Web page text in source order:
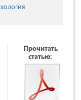
Прочитать
статью: